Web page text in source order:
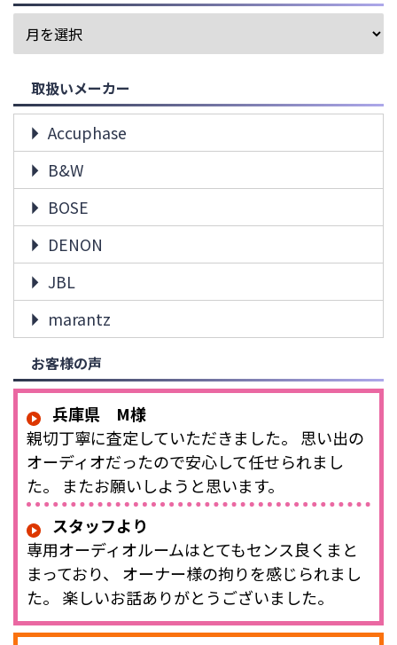
取扱いメーカー
Accuphase
B&W
BOSE
DENON
JBL
marantz
お客様の声
兵庫県 M様
親切丁寧に査定していただきました。 思い出の
オーディオだったので安心して任せられまし
た。 またお願いしようと思います。
スタッフより
専用オーディオルームはとてもセンス良くまと
まっており、 オーナー様の拘りを感じられまし
た。 楽しいお話ありがとうございました。